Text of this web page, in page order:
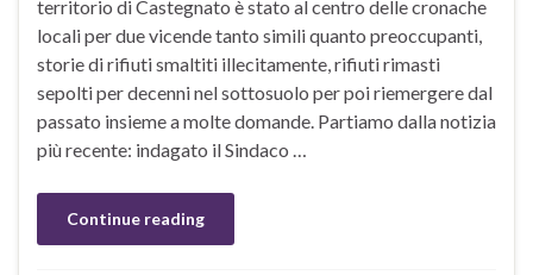
territorio di Castegnato è stato al centro delle cronache
locali per due vicende tanto simili quanto preoccupanti,
storie di rifiuti smaltiti illecitamente, rifiuti rimasti
sepolti per decenni nel sottosuolo per poi riemergere dal
passato insieme a molte domande. Partiamo dalla notizia
più recente: indagato il Sindaco …
Continue reading